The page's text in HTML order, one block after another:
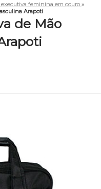
executiva feminina em couro »
Arapoti
de Mão